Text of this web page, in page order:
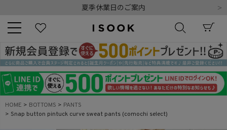
夏季休業日のご案内
10,000円以上ご購入で送料無料
新規会員登録でもれなく500ポイントプレゼント
夏季休業日のご案内
令和8年熊本地震の影響によるお荷物のお届けについて
キーワード
HOME BOTTOMS
PANTS
Snap button pintuck curve sweat pants (comochi select)